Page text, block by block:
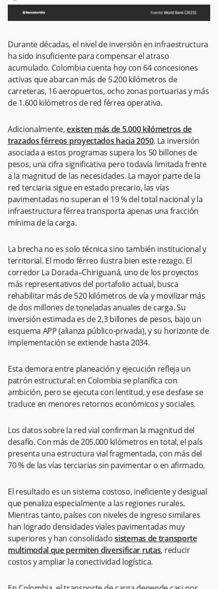
Durante décadas, el nivel de inversión en infraestructura
ha sido insuficiente para compensar el atraso
acumulado. Colombia cuenta hoy con 64 concesiones
activas que abarcan más de 5.200 kilómetros de
carreteras, 16 aeropuertos, ocho zonas portuarias y más
de 1.600 kilómetros de red férrea operativa.
Adicionalmente,existen más de 5.000 kilómetros de
trazados férreos proyectados hacia 2050. La inversión
asociada a estos programas supera los 50 billones de
pesos, una cifra significativa pero todavía limitada frente
a la magnitud de las necesidades. La mayor parte de la
red terciaria sigue en estado precario, las vías
pavimentadas no superan el 19 % del total nacional y la
infraestructura férrea transporta apenas una fracción
mínima de la carga.
La brecha no es solo técnica sino también institucional y
territorial. El modo férreo ilustra bien este rezago. El
corredor La Dorada–Chiriguaná, uno de los proyectos
más representativos del portafolio actual, busca
rehabilitar más de 520 kilómetros de vía y movilizar más
de dos millones de toneladas anuales de carga. Su
inversión estimada es de 2,3 billones de pesos, bajo un
esquema APP (alianza público-privada), y su horizonte de
implementación se extiende hasta 2034.
Esta demora entre planeación y ejecución refleja un
patrón estructural: en Colombia se planifica con
ambición, pero se ejecuta con lentitud, y ese desfase se
traduce en menores retornos económicos y sociales.
Los datos sobre la red vial confirman la magnitud del
desafío. Con más de 205.000 kilómetros en total, el país
presenta una estructura vial fragmentada, con más del
70 % de las vías terciarias sin pavimentar o en afirmado.
El resultado es un sistema costoso, ineficiente y desigual
que penaliza especialmente a las regiones rurales.
Mientras tanto, países con niveles de ingreso similares
han logrado densidades viales pavimentadas muy
superiores y han consolidadosistemas de transporte
multimodal que permiten diversificar rutas, reducir
costos y ampliar la conectividad logística.